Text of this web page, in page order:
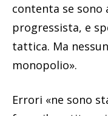
contenta se
progressista, e
tattica. Ma
monopolio».
Errori «ne sono